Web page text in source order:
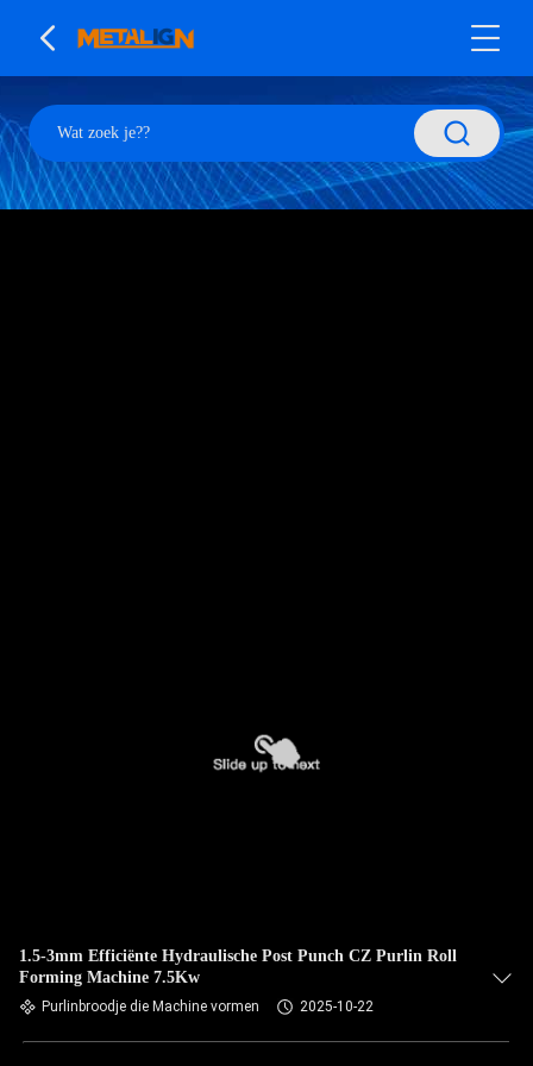
1.5-3mm Efficiënte Hydraulische Post Punch CZ Purlin Roll
Forming Machine 7.5Kw
Purlinbroodje die Machine vormen 2025-10-22